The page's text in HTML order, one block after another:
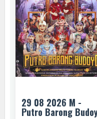
29 08 2026 M -
Putro Barong